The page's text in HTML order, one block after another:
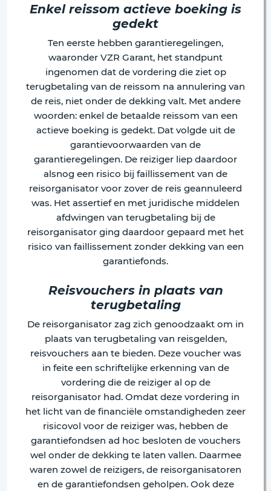
Enkel reissom actieve boeking is
gedekt
Ten eerste hebben garantieregelingen,
waaronder VZR Garant, het standpunt
ingenomen dat de vordering die ziet op
terugbetaling van de reissom na annulering van
de reis, niet onder de dekking valt. Met andere
woorden: enkel de betaalde reissom van een
actieve boeking is gedekt. Dat volgde uit de
garantievoorwaarden van de
garantieregelingen. De reiziger liep daardoor
alsnog een risico bij faillissement van de
reisorganisator voor zover de reis geannuleerd
was. Het assertief en met juridische middelen
afdwingen van terugbetaling bij de
reisorganisator ging daardoor gepaard met het
risico van faillissement zonder dekking van een
garantiefonds.
Reisvouchers in plaats van
terugbetaling
De reisorganisator zag zich genoodzaakt om in
plaats van terugbetaling van reisgelden,
reisvouchers aan te bieden. Deze voucher was
in feite een schriftelijke erkenning van de
vordering die de reiziger al op de
reisorganisator had. Omdat deze vordering in
het licht van de financiële omstandigheden zeer
risicovol voor de reiziger was, hebben de
garantiefondsen ad hoc besloten de vouchers
wel onder de dekking te laten vallen. Daarmee
waren zowel de reizigers, de reisorganisatoren
en de garantiefondsen geholpen. Ook deze